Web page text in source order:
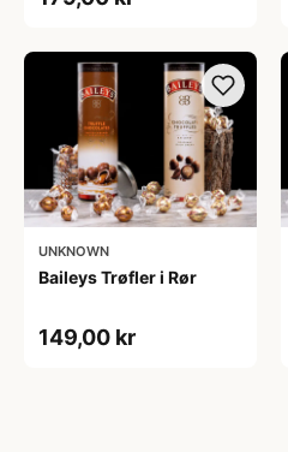
UNKNOWN
Baileys Trøfler i Rør
149,00 kr